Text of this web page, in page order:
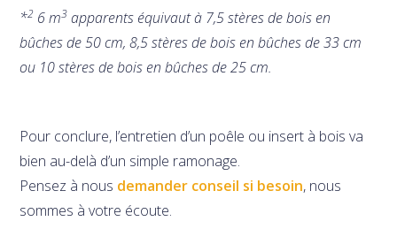
*2 6 m3 apparents équivaut à 7,5 stères de bois en
bûches de 50 cm, 8,5 stères de bois en bûches de 33 cm
ou 10 stères de bois en bûches de 25 cm.
Pour conclure, l’entretien d’un poêle ou insert à bois va
bien au-delà d’un simple ramonage.
Pensez à nous demander conseil si besoin, nous
sommes à votre écoute.